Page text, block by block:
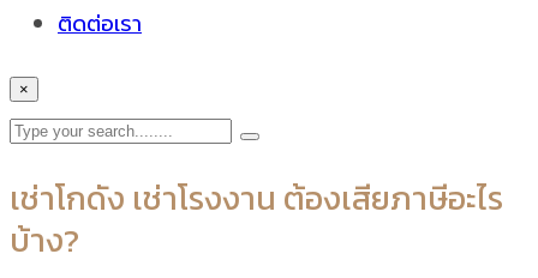
ติดต่อเรา
×
เช่าโกดัง เช่าโรงงาน ต้องเสียภาษีอะไร
บ้าง?